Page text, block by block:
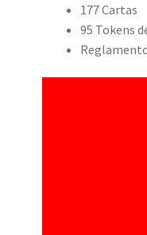
177 Cartas
95 Tokens